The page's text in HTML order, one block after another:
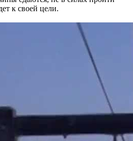
к своей цели.